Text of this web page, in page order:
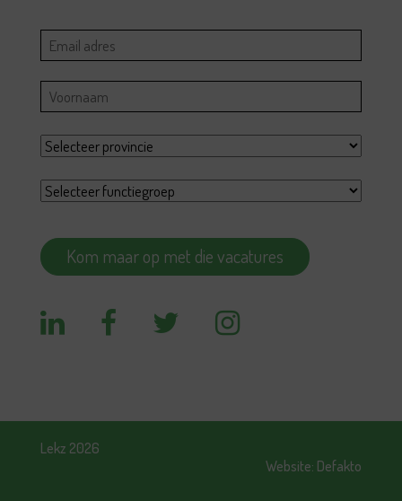
Lekz 2026
Website: Defakto